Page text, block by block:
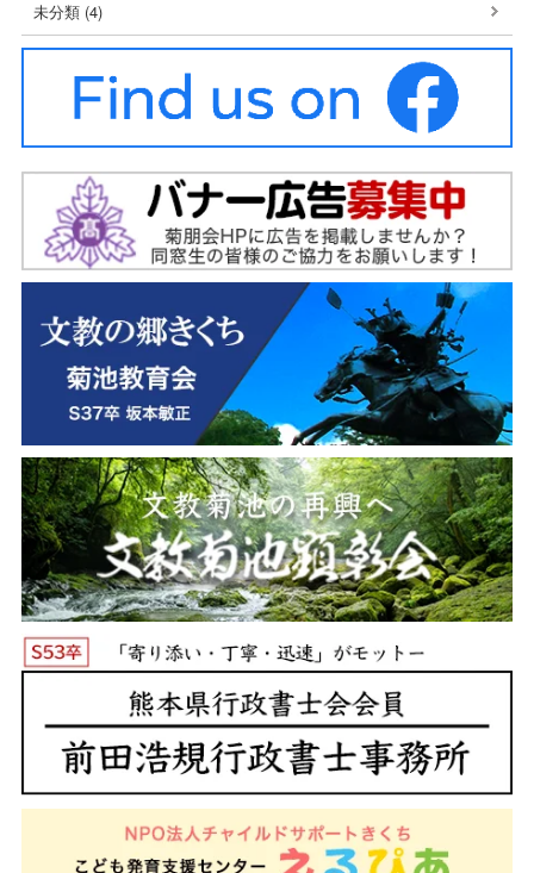
未分類 (4)